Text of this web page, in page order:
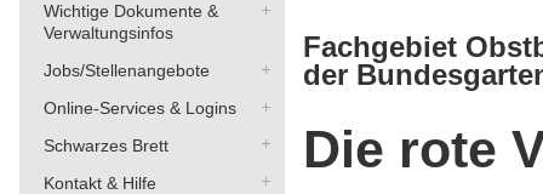
Wichtige Dokumente &
Verwaltungsinfos
Jobs/Stellenangebote
Online-Services & Logins
Schwarzes Brett
Kontakt & Hilfe
Fachgebiet
der
Die rote